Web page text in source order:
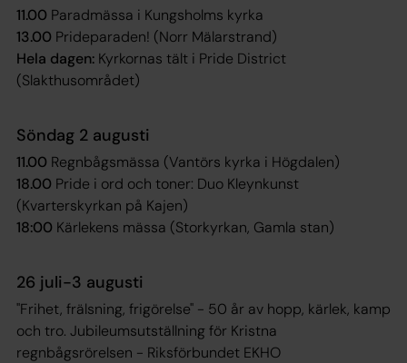
11.00 Paradmässa i Kungsholms kyrka
13.00 Prideparaden! (Norr Mälarstrand)
Hela dagen: Kyrkornas tält i Pride District
(Slakthusområdet)
Söndag 2 augusti
11.00 Regnbågsmässa (Vantörs kyrka i Högdalen)
18.00 Pride i ord och toner: Duo Kleynkunst
(Kvarterskyrkan på Kajen)
18:00 Kärlekens mässa (Storkyrkan, Gamla stan)
26 juli-3 augusti
"Frihet, frälsning, frigörelse" - 50 år av hopp, kärlek, kamp
och tro. Jubileumsutställning för Kristna
regnbågsrörelsen - Riksförbundet EKHO